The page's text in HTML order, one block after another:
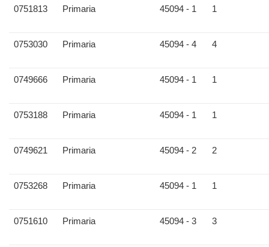
0751813 Primaria 45094 - 1 1
0753030 Primaria 45094 - 4 4
0749666 Primaria 45094 - 1 1
0753188 Primaria 45094 - 1 1
0749621 Primaria 45094 - 2 2
0753268 Primaria 45094 - 1 1
0751610 Primaria 45094 - 3 3